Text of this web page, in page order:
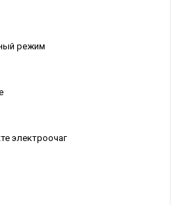
режим
электроочаг